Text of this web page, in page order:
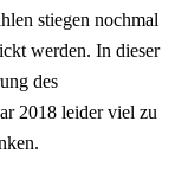
stiegen nochmal
werden. In dieser
des
2018 leider viel zu